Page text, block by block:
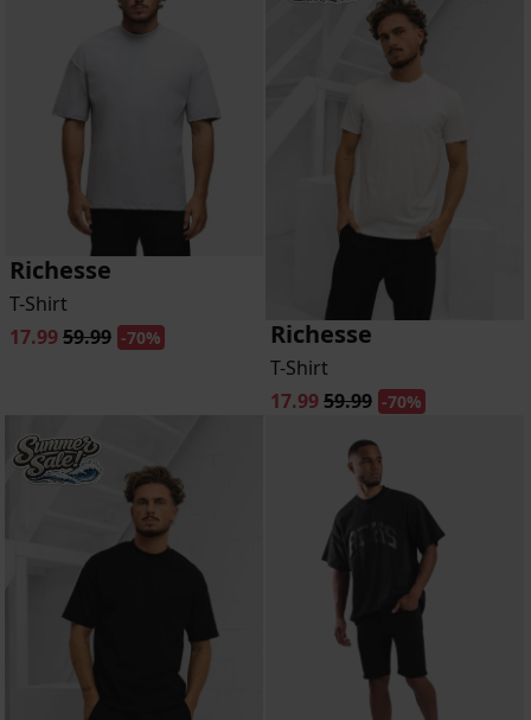
Richesse
T-Shirt
17.9959.99 -70% Richesse
T-Shirt
17.9959.99 -70%